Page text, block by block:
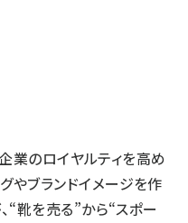
業のロイヤルティを高め
やブランドイメージを作
“靴を売る”から“スポー